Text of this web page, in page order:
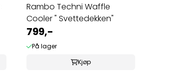
Rambo Techni Waffle
Cooler " Svettedekken"
799,-
På lager
Kjøp